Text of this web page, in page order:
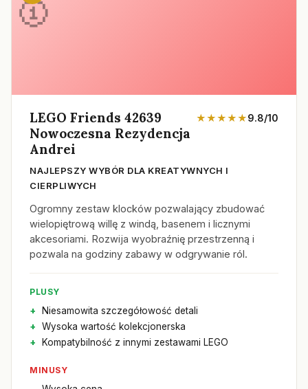
LEGO Friends 42639
Nowoczesna Rezydencja
Andrei
★★★★★9.8/10
NAJLEPSZY WYBÓR DLA KREATYWNYCH I
CIERPLIWYCH
Ogromny zestaw klocków pozwalający zbudować
wielopiętrową willę z windą, basenem i licznymi
akcesoriami. Rozwija wyobraźnię przestrzenną i
pozwala na godziny zabawy w odgrywanie ról.
PLUSY
Niesamowita szczegółowość detali
Wysoka wartość kolekcjonerska
Kompatybilność z innymi zestawami LEGO
MINUSY